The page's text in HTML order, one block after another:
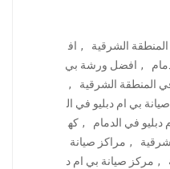
الشرقية
, اف
, افضل ورشة بي
,
صيانة بي ام دبليو في ال
دبليو في الدمام , كه
, مراكز صيانة
, مركز صيانة بي ام د